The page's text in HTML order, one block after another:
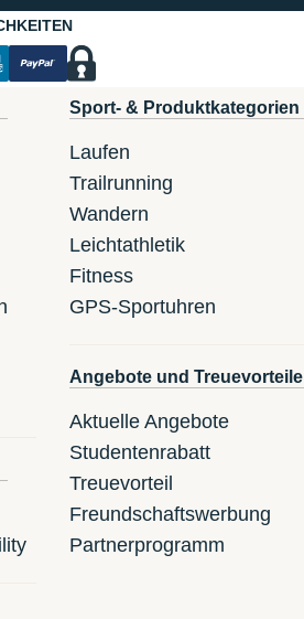
Sport- & Produktkategorien
Laufen
Trailrunning
Wandern
Leichtathletik
Fitness
GPS-Sportuhren
Angebote und Treuevorteile
Aktuelle Angebote
Studentenrabatt
Treuevorteil
Freundschaftswerbung
Partnerprogramm